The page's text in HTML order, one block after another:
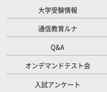
大学受験情報
通信教育ルナ
Q&A
オンデマンドテスト会
入試アンケート